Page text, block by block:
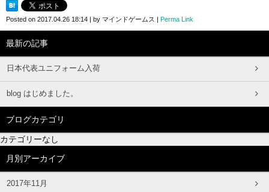
Posted on 2017.04.26 18:14 | by マインドゲームス | Perma Link
最新の記事
日本代表ユニフォーム入荷
blog はじめました。
ブログカテゴリ
カテゴリーなし
月別アーカイブ
2017年11月